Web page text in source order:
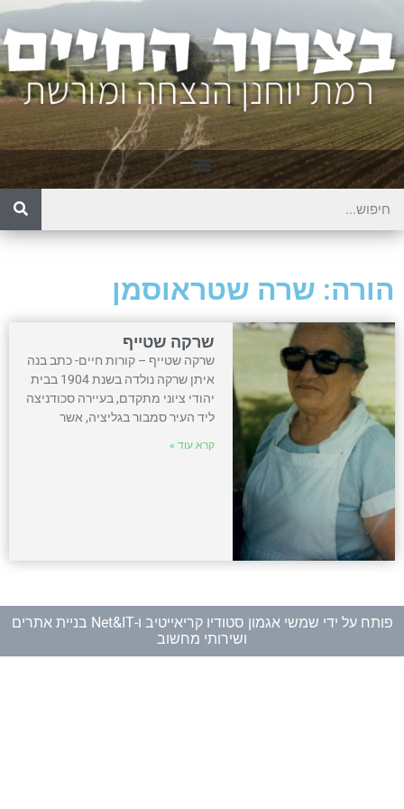
הורה: שרה שטראוסמן
שרקה שטייף
שרקה שטייף – קורות חיים- כתב בנה
איתן שרקה נולדה בשנת 1904 בבית
יהודי ציוני מתקדם, בעיירה סכודניצה
ליד העיר סמבור בגליציה, אשר
קרא עוד »
פותח על ידי שמשי אגמון סטודיו קריאייטיב ו-
Net&IT בניית אתרים
ושירותי מחשוב